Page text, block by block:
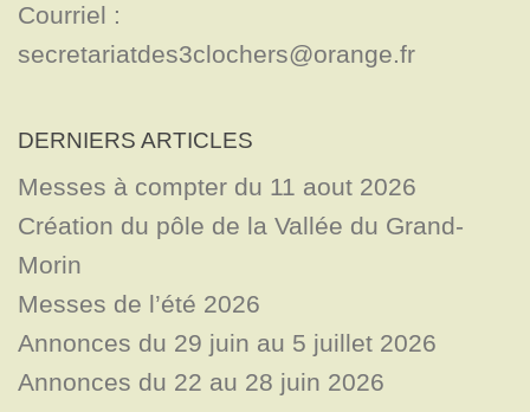
Courriel :
secretariatdes3clochers@orange.fr
DERNIERS ARTICLES
Messes à compter du 11 aout 2026
Création du pôle de la Vallée du Grand-
Morin
Messes de l’été 2026
Annonces du 29 juin au 5 juillet 2026
Annonces du 22 au 28 juin 2026